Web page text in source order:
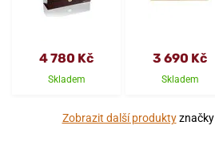
4 780 Kč
Skladem
3 690 Kč
Skladem
Zobrazit další produktyznačky